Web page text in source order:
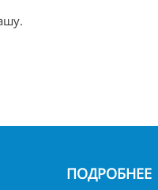
ПОДРОБНЕЕ